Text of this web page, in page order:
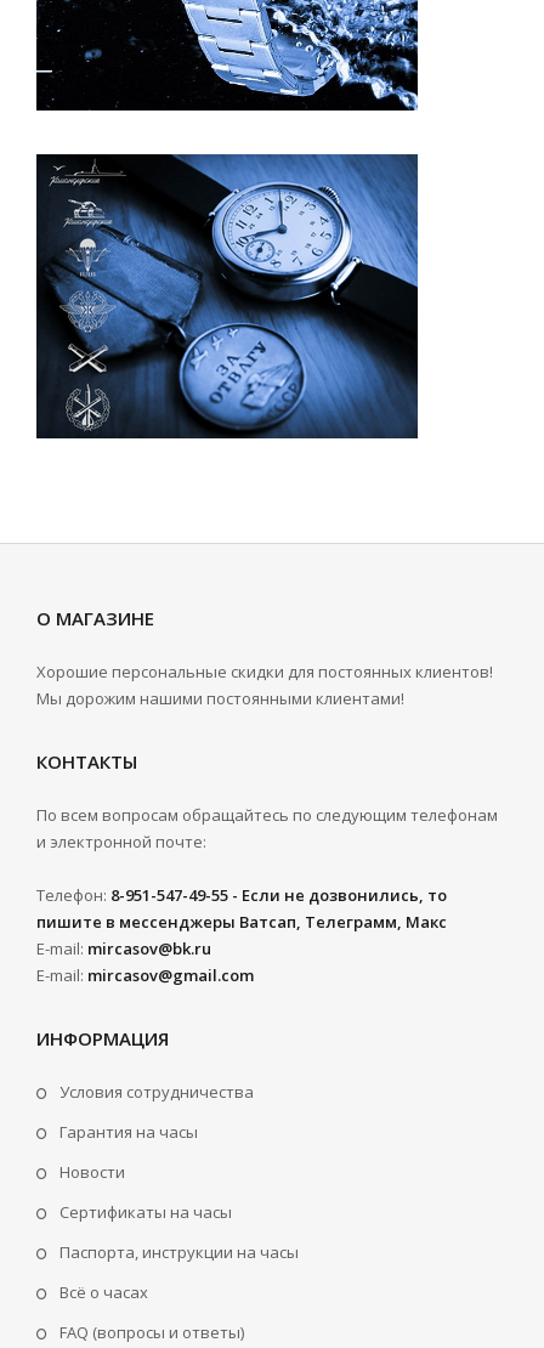
О МАГАЗИНЕ
Хорошие персональные скидки для постоянных клиентов!
Мы дорожим нашими постоянными клиентами!
КОНТАКТЫ
По всем вопросам обращайтесь по следующим телефонам
и электронной почте:
Телефон: 8-951-547-49-55 - Если не дозвонились, то
пишите в мессенджеры Ватсап, Телеграмм, Макс
E-mail: mircasov@bk.ru
E-mail: mircasov@gmail.com
ИНФОРМАЦИЯ
Условия сотрудничества
Гарантия на часы
Новости
Сертификаты на часы
Паспорта, инструкции на часы
Всё о часах
FAQ (вопросы и ответы)